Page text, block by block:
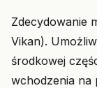
Zdecydowanie
Vikan).
środkowej
wchodzenia na